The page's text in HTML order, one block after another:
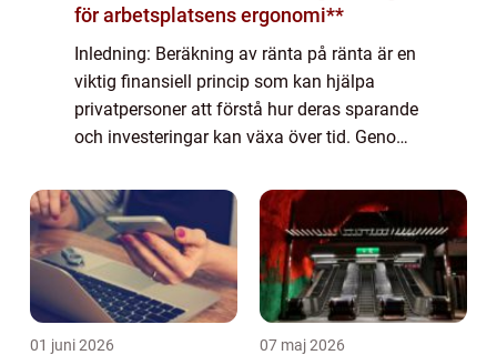
för arbetsplatsens ergonomi**
Inledning: Beräkning av ränta på ränta är en
viktig finansiell princip som kan hjälpa
privatpersoner att förstå hur deras sparande
och investeringar kan växa över tid. Genom
bakom ränta på ränta kan man fatta v...
01 juni 2026 07 maj 2026